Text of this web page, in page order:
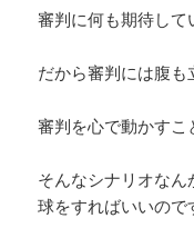
審判に何も期待して
だから審判には腹も
審判を心で動かすこ
そんなシナリオな
球をすればいいので